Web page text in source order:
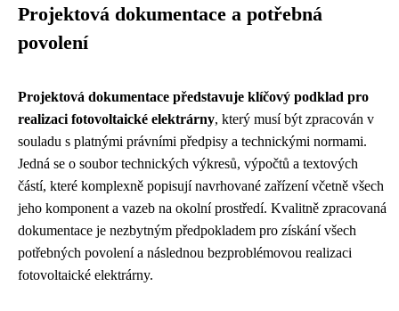
Projektová dokumentace a potřebná
povolení
Projektová dokumentace představuje klíčový podklad pro
realizaci fotovoltaické elektrárny, který musí být zpracován v
souladu s platnými právními předpisy a technickými normami.
Jedná se o soubor technických výkresů, výpočtů a textových
částí, které komplexně popisují navrhované zařízení včetně všech
jeho komponent a vazeb na okolní prostředí. Kvalitně zpracovaná
dokumentace je nezbytným předpokladem pro získání všech
potřebných povolení a následnou bezproblémovou realizaci
fotovoltaické elektrárny.